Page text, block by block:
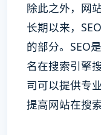
除此之外，网
长期以来，
的部分。SEO
名在搜索引擎
司可以提供专
提高网站在搜